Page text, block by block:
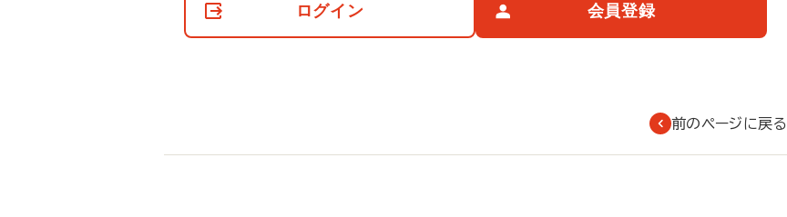
て
ログイン 会員登録
前のページに戻る